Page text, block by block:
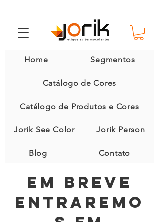
Home Segmentos
Catálogo de Cores
Catálogo de Produtos e Cores
Jorik See Color Jorik Person
Blog Contato
Em breve
entraremo